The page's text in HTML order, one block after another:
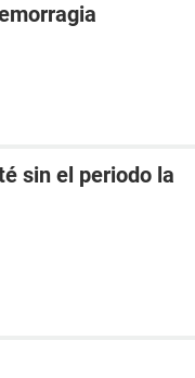
sin el periodo la